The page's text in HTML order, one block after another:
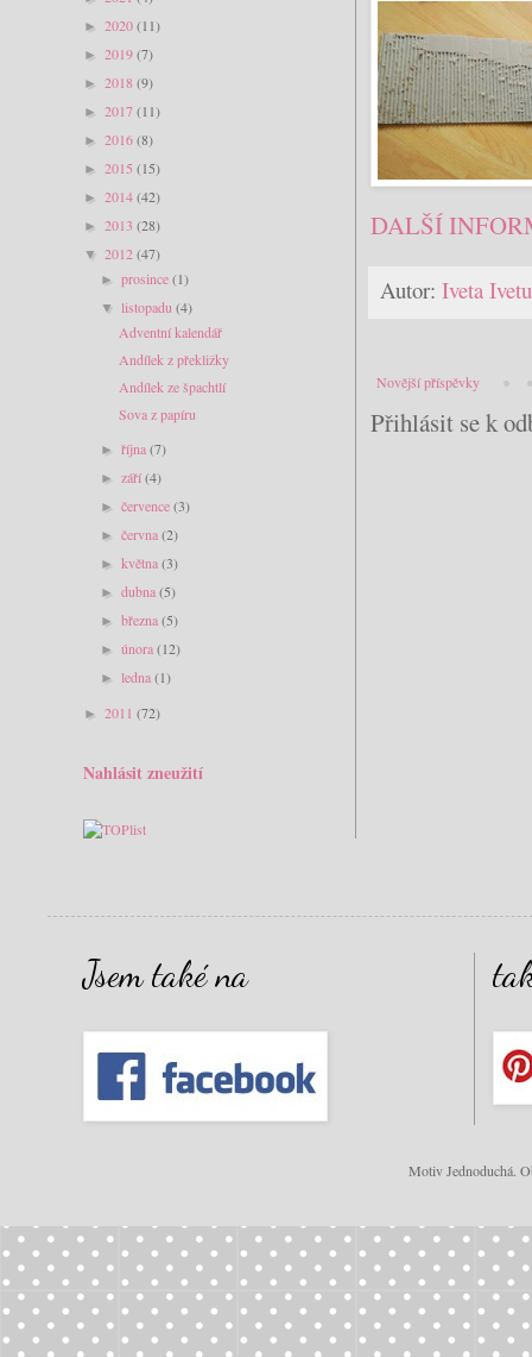
DALŠÍ
Autor: Iveta
Novější příspěvky
Přihlásit se k
► 2020(11)
► 2019(7)
► 2018 (9)
► 2017(11)
► 2016(8)
► 2015 (15)
► 2014(42)
► 2013 (28)
▼ 2012(47)
►prosince(1)
▼listopadu(4)
Adventní kalendář
Andílek z překližky
Andílek ze špachtlí
Sova z papíru
►října(7)
►září(4)
►července(3)
►června(2)
►května(3)
►dubna(5)
►března(5)
►února(12)
►ledna(1)
► 2011 (72)
Nahlásit zneužití
Jsem také na
Motiv Jednoduchá.